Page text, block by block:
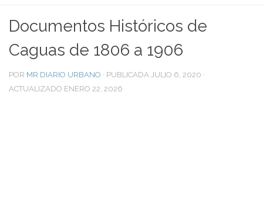
Documentos Históricos de
Caguas de 1806 a 1906
POR MR DIARIO URBANO · PUBLICADA JULIO 6, 2020 ·
ACTUALIZADO ENERO 22, 2026